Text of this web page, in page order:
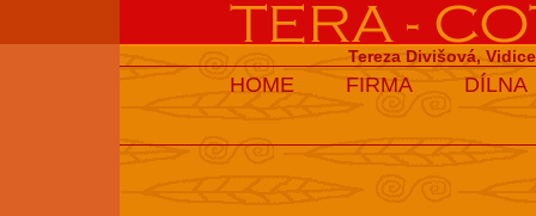
Tereza Divišová,
HOME FIRMA DÍLNA